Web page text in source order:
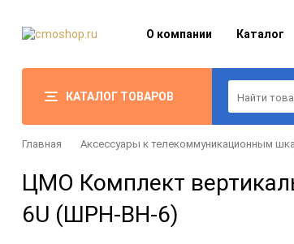
О компании Каталог
КАТАЛОГ ТОВАРОВ
Главная Аксессуары к телекоммуникационным
ЦМО Комплект
6U (ШРН-ВН-6)